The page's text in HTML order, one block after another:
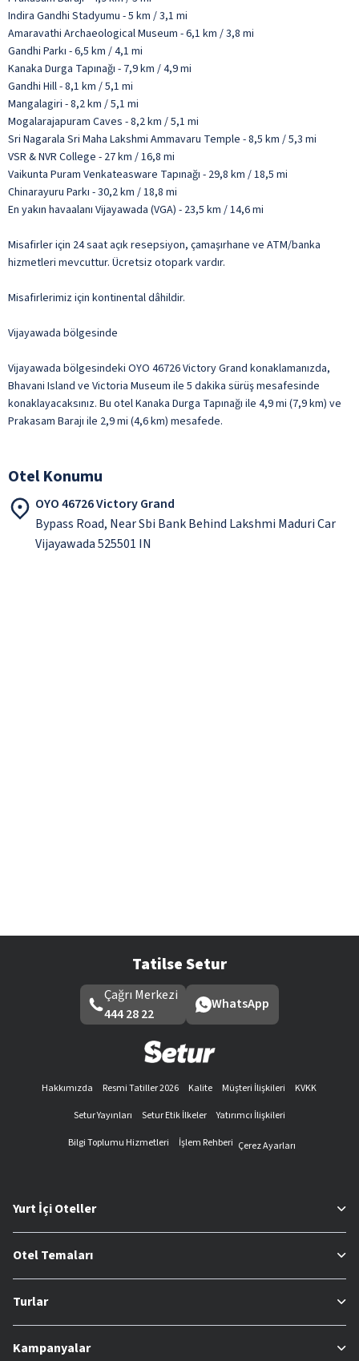
Indira Gandhi Stadyumu - 5 km / 3,1 mi
Amaravathi Archaeological Museum - 6,1 km / 3,8 mi
Gandhi Parkı - 6,5 km / 4,1 mi
Kanaka Durga Tapınağı - 7,9 km / 4,9 mi
Gandhi Hill - 8,1 km / 5,1 mi
Mangalagiri - 8,2 km / 5,1 mi
Mogalarajapuram Caves - 8,2 km / 5,1 mi
Sri Nagarala Sri Maha Lakshmi Ammavaru Temple - 8,5 km / 5,3 mi
VSR & NVR College - 27 km / 16,8 mi
Vaikunta Puram Venkateasware Tapınağı - 29,8 km / 18,5 mi
Chinarayuru Parkı - 30,2 km / 18,8 mi
En yakın havaalanı Vijayawada (VGA) - 23,5 km / 14,6 mi
Misafirler için 24 saat açık resepsiyon, çamaşırhane ve ATM/banka
hizmetleri mevcuttur. Ücretsiz otopark vardır.
Misafirlerimiz için kontinental dâhildir.
Vijayawada bölgesinde
Vijayawada bölgesindeki OYO 46726 Victory Grand konaklamanızda,
Bhavani Island ve Victoria Museum ile 5 dakika sürüş mesafesinde
konaklayacaksınız. Bu otel Kanaka Durga Tapınağı ile 4,9 mi (7,9 km) ve
Prakasam Barajı ile 2,9 mi (4,6 km) mesafede.
Otel Konumu
OYO 46726 Victory Grand
Bypass Road, Near Sbi Bank Behind Lakshmi Maduri Car
Vijayawada 525501 IN
Tatilse Setur
Çağrı Merkezi
444 28 22
WhatsApp
Hakkımızda Resmi Tatiller 2026 Kalite Müşteri İlişkileri
KVKK
Setur Yayınları
Setur Etik İlkeler
Yatırımcı İlişkileri
Bilgi Toplumu Hizmetleri
İşlem Rehberi Çerez Ayarları
Yurt İçi Oteller
Otel Temaları
Turlar
Kampanyalar